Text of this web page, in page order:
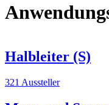
Halbleiter (S)
321 Aussteller